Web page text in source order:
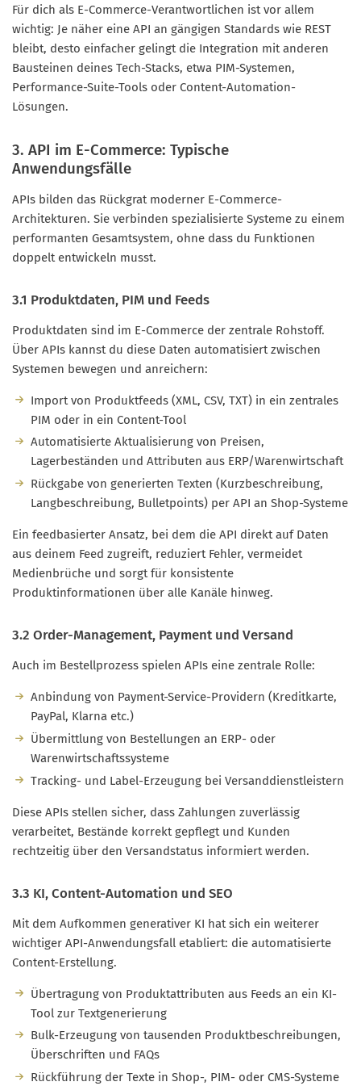
Für dich als E-Commerce-Verantwortlichen ist vor allem
wichtig: Je näher eine API an gängigen Standards wie REST
bleibt, desto einfacher gelingt die Integration mit anderen
Bausteinen deines Tech-Stacks, etwa PIM-Systemen,
Performance-Suite-Tools oder Content-Automation-
Lösungen.
3. API im E-Commerce: Typische
Anwendungsfälle
APIs bilden das Rückgrat moderner E-Commerce-
Architekturen. Sie verbinden spezialisierte Systeme zu einem
performanten Gesamtsystem, ohne dass du Funktionen
doppelt entwickeln musst.
3.1 Produktdaten, PIM und Feeds
Produktdaten sind im E-Commerce der zentrale Rohstoff.
Über APIs kannst du diese Daten automatisiert zwischen
Systemen bewegen und anreichern:
Import von Produktfeeds (XML, CSV, TXT) in ein zentrales
PIM oder in ein Content-Tool
Automatisierte Aktualisierung von Preisen,
Lagerbeständen und Attributen aus ERP/Warenwirtschaft
Rückgabe von generierten Texten (Kurzbeschreibung,
Langbeschreibung, Bulletpoints) per API an Shop-Systeme
Ein feedbasierter Ansatz, bei dem die API direkt auf Daten
aus deinem Feed zugreift, reduziert Fehler, vermeidet
Medienbrüche und sorgt für konsistente
Produktinformationen über alle Kanäle hinweg.
3.2 Order-Management, Payment und Versand
Auch im Bestellprozess spielen APIs eine zentrale Rolle:
Anbindung von Payment-Service-Providern (Kreditkarte,
PayPal, Klarna etc.)
Übermittlung von Bestellungen an ERP- oder
Warenwirtschaftssysteme
Tracking- und Label-Erzeugung bei Versanddienstleistern
Diese APIs stellen sicher, dass Zahlungen zuverlässig
verarbeitet, Bestände korrekt gepflegt und Kunden
rechtzeitig über den Versandstatus informiert werden.
3.3 KI, Content-Automation und SEO
Mit dem Aufkommen generativer KI hat sich ein weiterer
wichtiger API-Anwendungsfall etabliert: die automatisierte
Content-Erstellung.
Übertragung von Produktattributen aus Feeds an ein KI-
Tool zur Textgenerierung
Bulk-Erzeugung von tausenden Produktbeschreibungen,
Überschriften und FAQs
Rückführung der Texte in Shop-, PIM- oder CMS-Systeme